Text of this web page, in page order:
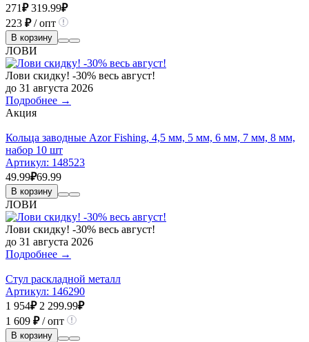
271₽ 319.99₽
223 ₽/ опт
В корзину
ЛОВИ
Лови скидку! -30% весь август!
до 31 августа 2026
Подробнее →
Акция
Кольца заводные Azor Fishing, 4,5 мм, 5 мм, 6 мм, 7 мм, 8 мм,
набор 10 шт
Артикул: 148523
49.99₽69.99
В корзину
ЛОВИ
Лови скидку! -30% весь август!
до 31 августа 2026
Подробнее →
Стул раскладной металл
Артикул: 146290
1 954₽ 2 299.99₽
1 609 ₽/ опт
В корзину